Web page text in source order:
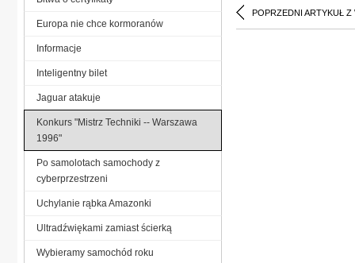
POPRZEDNI ARTYKUŁ Z
Europa nie chce kormoranów
Informacje
Inteligentny bilet
Jaguar atakuje
Konkurs "Mistrz Techniki -- Warszawa
1996"
Po samolotach samochody z
cyberprzestrzeni
Uchylanie rąbka Amazonki
Ultradźwiękami zamiast ścierką
Wybieramy samochód roku